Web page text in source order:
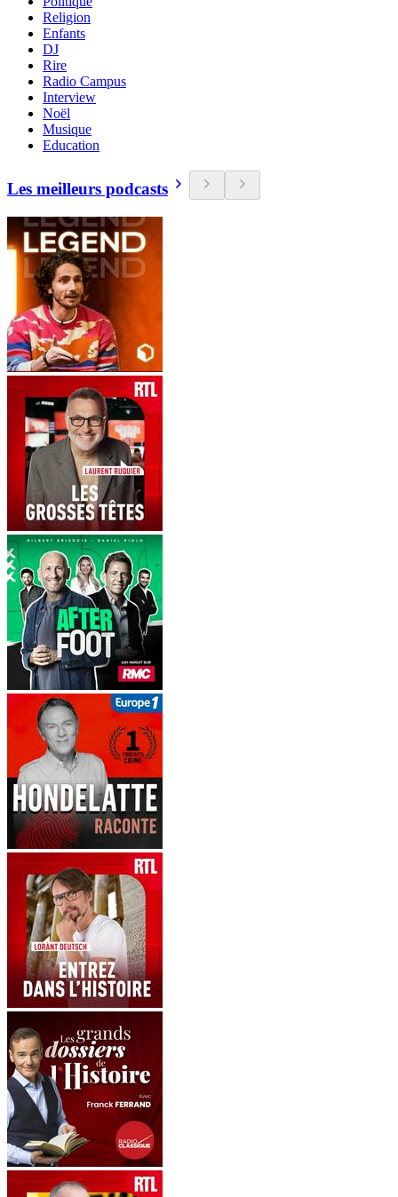
Religion
Enfants
DJ
Rire
Radio Campus
Interview
Noël
Musique
Education
Les meilleurs podcasts